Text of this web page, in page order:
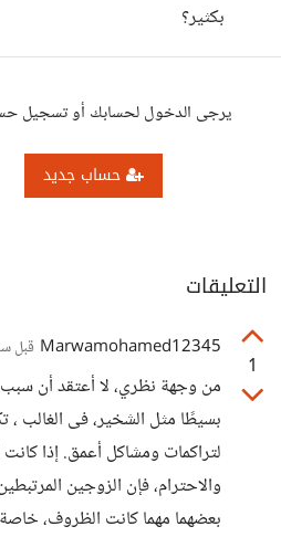
بكثير؟
يرجى الدخول لحسابك أو تسجيل
حساب جديد
التعليقات
1
Marwamohamed12345 قبل
من وجهة نظري، لا أعتقد أن
بسيطًا مثل الشخير، فى الغالب
لتراكمات ومشاكل أعمق. إذا
والاحترام، فإن الزوجين
بعضهما مهما كانت الظروف،